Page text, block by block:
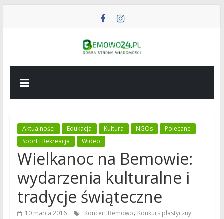
BEMOWO24
Aktualności Edukacja Kultura NGOs
Polecane
Sport i Rekreacja
Wideo
Wielkanoc na Bemowie:
wydarzenia kulturalne i
tradycje świąteczne
10 marca 2016 Koncert Bemowo, Konkurs plastyczny